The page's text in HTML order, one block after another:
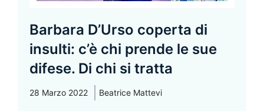
Barbara D’Urso coperta di
insulti: c’è chi prende le sue
difese. Di chi si tratta
28 Marzo 2022 Beatrice Mattevi